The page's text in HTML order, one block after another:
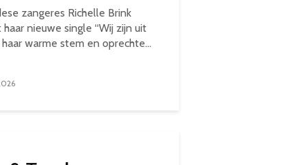
zangeres Richelle Brink
nieuwe single “Wij zijn uit
haar warme stem en oprechte...